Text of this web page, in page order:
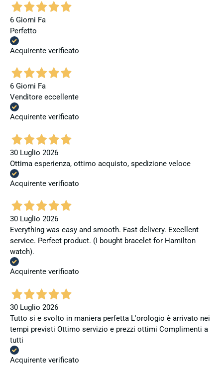
6 Giorni Fa
Perfetto
Acquirente verificato
6 Giorni Fa
Venditore eccellente
Acquirente verificato
30 Luglio 2026
Ottima esperienza, ottimo acquisto, spedizione veloce
Acquirente verificato
30 Luglio 2026
Everything was easy and smooth. Fast delivery. Excellent
service. Perfect product. (I bought bracelet for Hamilton
watch).
Acquirente verificato
30 Luglio 2026
Tutto si e svolto in maniera perfetta L'orologio è arrivato nei
tempi previsti Ottimo servizio e prezzi ottimi Complimenti a
tutti
Acquirente verificato